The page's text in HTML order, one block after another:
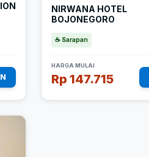
NIRWANA HOTEL
BOJONEGORO
☕ Sarapan
HARGA MULAI
Rp 147.715